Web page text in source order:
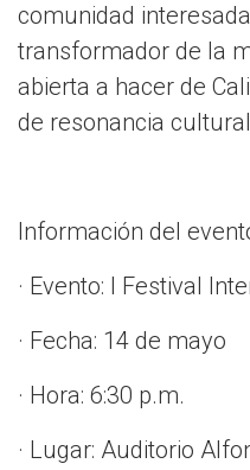
comunidad
transformador de la
abierta a hacer de
de resonancia
Información del
· Evento: I Festival
· Fecha: 14 de mayo
· Hora: 6:30 p.m.
· Lugar: Auditorio